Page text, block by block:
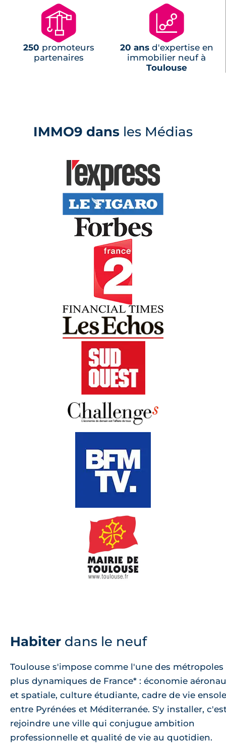
🏗
250 promoteurs
partenaires
📊
20 ansd'expertise en
immobilier neuf à
Toulouse
IMMO9 dans les Médias
Habiter dans le neuf
Toulouse s'impose comme l'une des métropoles
plus dynamiques de France* : économie
et spatiale, culture étudiante, cadre de vie
entre Pyrénées et Méditerranée. S'y installer,
rejoindre une ville qui conjugue ambition
professionnelle et qualité de vie au quotidien.